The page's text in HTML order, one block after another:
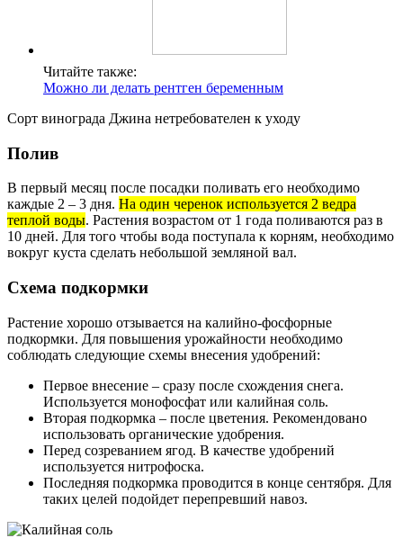
Читайте также:
Можно ли делать рентген беременным
Сорт винограда Джина нетребователен к уходу
Полив
В первый месяц после посадки поливать его необходимо
каждые 2 – 3 дня. На один черенок используется 2 ведра
теплой воды. Растения возрастом от 1 года поливаются раз в
10 дней. Для того чтобы вода поступала к корням, необходимо
вокруг куста сделать небольшой земляной вал.
Схема подкормки
Растение хорошо отзывается на калийно-фосфорные
подкормки. Для повышения урожайности необходимо
соблюдать следующие схемы внесения удобрений:
Первое внесение – сразу после схождения снега.
Используется монофосфат или калийная соль.
Вторая подкормка – после цветения. Рекомендовано
использовать органические удобрения.
Перед созреванием ягод. В качестве удобрений
используется нитрофоска.
Последняя подкормка проводится в конце сентября. Для
таких целей подойдет перепревший навоз.